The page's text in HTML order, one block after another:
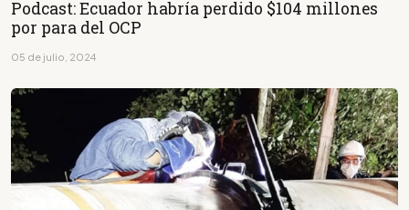
Podcast: Ecuador habría perdido $104 millones
por para del OCP
05 de julio, 2024